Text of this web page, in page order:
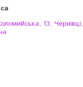
13, Чернівці,